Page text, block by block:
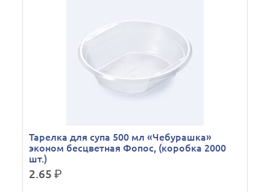
Тарелка для супа 500 мл «Чебурашка»
эконом бесцветная Фопос, (коробка 2000
шт.)
2.65р.